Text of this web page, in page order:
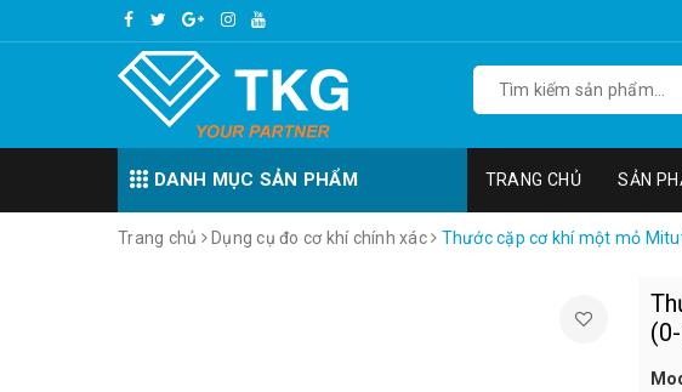
DANH MỤC SẢN PHẨM TRANG CHỦ SẢN
Trang chủ Dụng cụ đo cơ khí chính xác Thước cặp cơ khí một mỏ